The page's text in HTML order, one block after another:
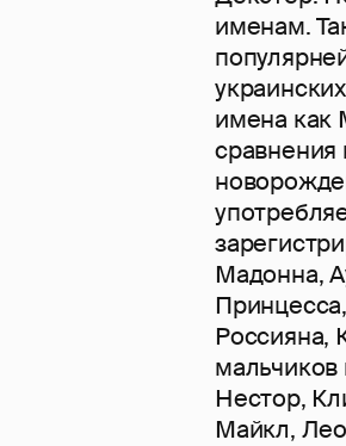
именам.
имена как
Мадонна,
Россияна,
Нестор,
Майкл,